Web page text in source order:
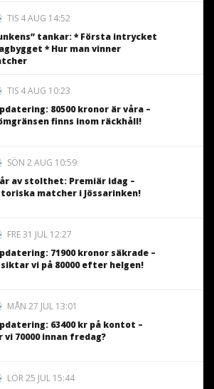
TIS 4 AUG 14:52
tankar: * Första intrycket
* Hur man vinner
TIS 4 AUG 10:23
80500 kronor är våra –
finns inom räckhåll!
SÖN 2 AUG 10:59
år av stolthet: Premiär idag –
matcher i Jössarinken!
FRE 31 JUL 12:27
71900 kronor säkrade –
siktar vi på 80000 efter helgen!
MÅN 27 JUL 13:01
63400 kr på kontot –
vi 70000 innan fredag?
LÖR 25 JUL 15:44